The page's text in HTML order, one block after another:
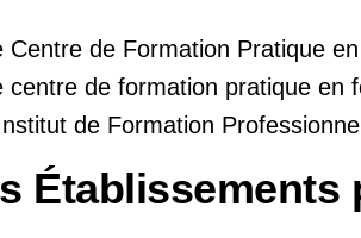
Centre de Formation Pratique
centre de formation pratique en
de Formation
Établissements